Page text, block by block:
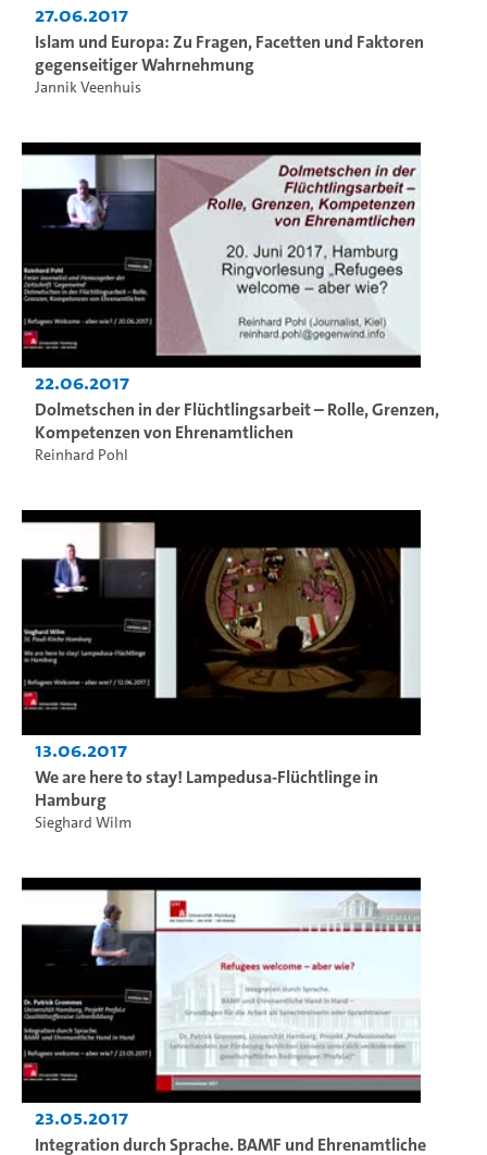
27.06.2017
Islam und Europa: Zu Fragen, Facetten und Faktoren
gegenseitiger Wahrnehmung
Jannik Veenhuis
22.06.2017
Dolmetschen in der Flüchtlingsarbeit – Rolle, Grenzen,
Kompetenzen von Ehrenamtlichen
Reinhard Pohl
13.06.2017
We are here to stay! Lampedusa-Flüchtlinge in
Hamburg
Sieghard Wilm
23.05.2017
Integration durch Sprache. BAMF und Ehrenamtliche